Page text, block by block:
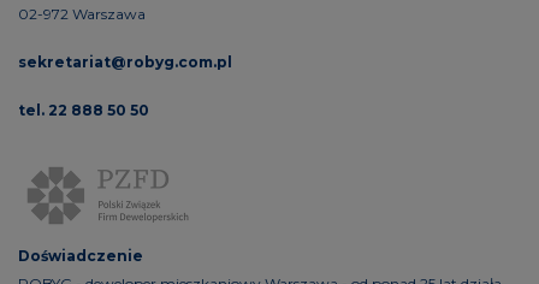
02-972 Warszawa
sekretariat@robyg.com.pl
tel. 22 888 50 50
Doświadczenie